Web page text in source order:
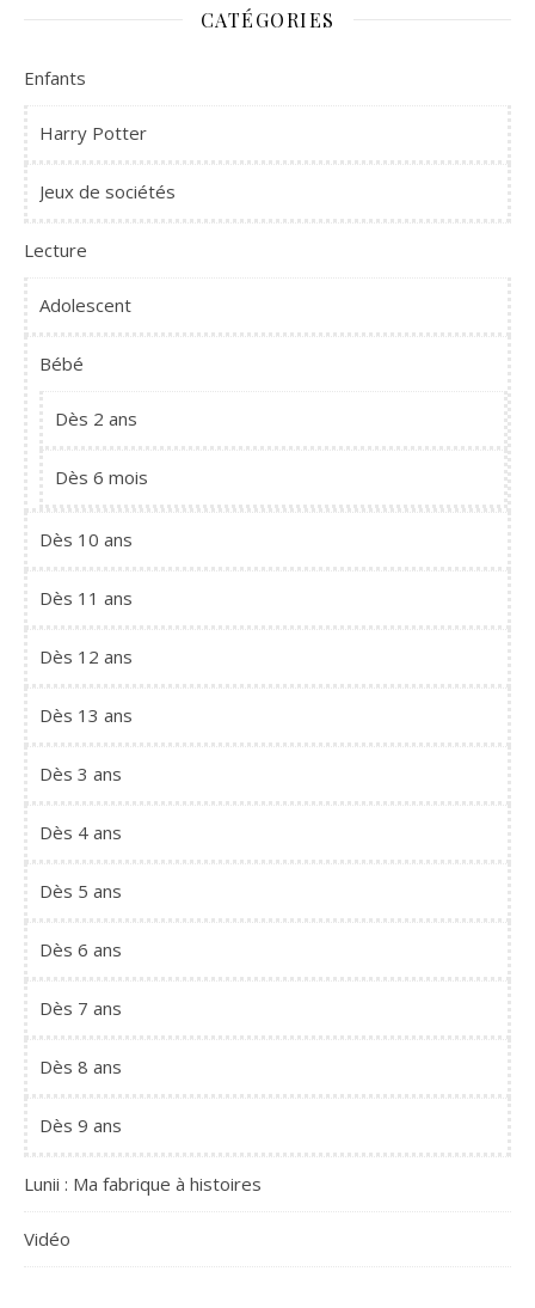
CATÉGORIES
Enfants
Harry Potter
Jeux de sociétés
Lecture
Adolescent
Bébé
Dès 2 ans
Dès 6 mois
Dès 10 ans
Dès 11 ans
Dès 12 ans
Dès 13 ans
Dès 3 ans
Dès 4 ans
Dès 5 ans
Dès 6 ans
Dès 7 ans
Dès 8 ans
Dès 9 ans
Lunii : Ma fabrique à histoires
Vidéo